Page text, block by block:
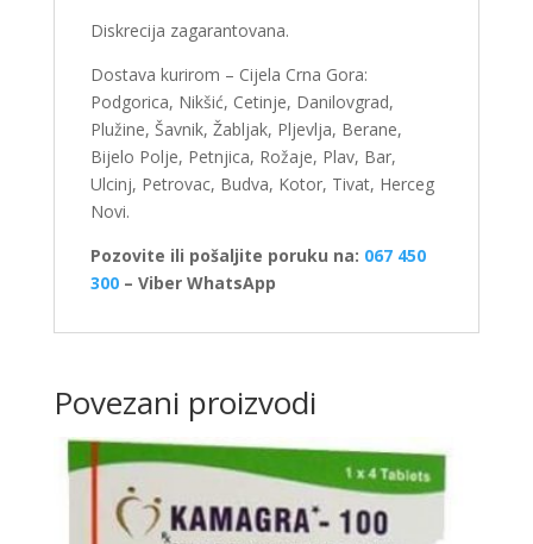
Diskrecija zagarantovana.
Dostava kurirom – Cijela Crna Gora:
Podgorica, Nikšić, Cetinje, Danilovgrad,
Plužine, Šavnik, Žabljak, Pljevlja, Berane,
Bijelo Polje, Petnjica, Rožaje, Plav, Bar,
Ulcinj, Petrovac, Budva, Kotor, Tivat, Herceg
Novi.
Pozovite ili pošaljite poruku na: 067 450
300 – Viber WhatsApp
Povezani proizvodi